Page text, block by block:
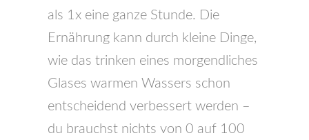
als 1x eine ganze Stunde. Die
Ernährung kann durch kleine Dinge,
wie das trinken eines morgendliches
Glases warmen Wassers schon
entscheidend verbessert werden –
du brauchst nichts von 0 auf 100